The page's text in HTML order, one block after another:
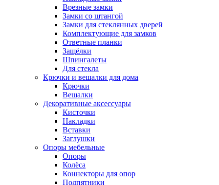
Врезные замки
Замки со штангой
Замки для стеклянных дверей
Комплектующие для замков
Ответные планки
Защёлки
Шпингалеты
Для стекла
Крючки и вешалки для дома
Крючки
Вешалки
Декоративные аксессуары
Кисточки
Накладки
Вставки
Заглушки
Опоры мебельные
Опоры
Колёса
Коннекторы для опор
Подпятники